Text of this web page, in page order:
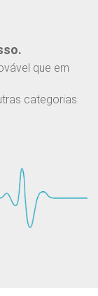
que em
categorias.